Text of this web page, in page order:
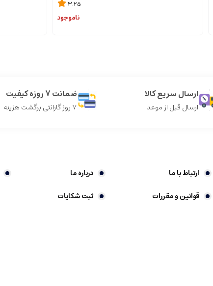
3.25
ناموجود
ارسال سریع کالا
ارسال قبل از موعد
ضمانت 7 روزه کیفیت
7 روز گارانتی برگشت هزینه
ارتباط با ما درباره ما
قوانین و مقررات
ثبت شکایات